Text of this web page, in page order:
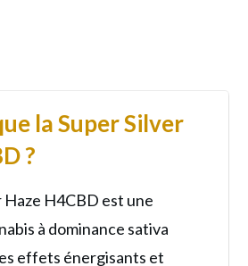
la Super Silver
?
Haze H4CBD est une
à dominance sativa
effets énergisants et